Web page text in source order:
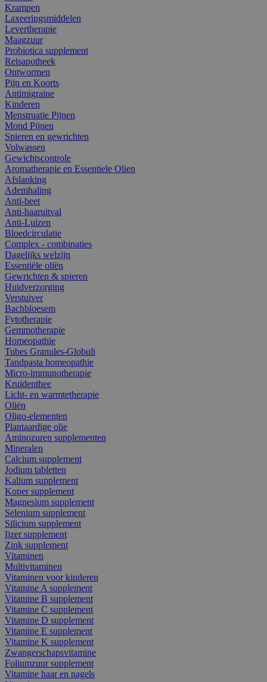
Krampen
Laxeeringsmiddelen
Levertherapie
Maagzuur
Probiotica supplement
Reisapotheek
Ontwormen
Pijn en Koorts
Antimigraine
Kinderen
Menstruatie Pijnen
Mond Pijnen
Spieren en gewrichten
Volwassen
Gewichtscontrole
Aromatherapie en Essentiele Olien
Afslanking
Ademhaling
Anti-beet
Anti-haaruitval
Anti-Luizen
Bloedcirculatie
Complex - combinaties
Dagelijks welzijn
Essentiële oliën
Gewrichten & spieren
Huidverzorging
Verstuiver
Bachbloesem
Fytotherapie
Gemmotherapie
Homeopathie
Tubes Granules-Globuli
Tandpasta homeopathie
Micro-immunotherapie
Kruidenthee
Licht- en warmtetherapie
Oliën
Oligo-elementen
Plantaardige olie
Aminozuren supplementen
Mineralen
Calcium supplement
Jodium tabletten
Kalium supplement
Koper supplement
Magnesium supplement
Selenium supplement
Silicium supplement
Ijzer supplement
Zink supplement
Vitaminen
Multivitaminen
Vitaminen voor kinderen
Vitamine A supplement
Vitamine B supplement
Vitamine C supplement
Vitamine D supplement
Vitamine E supplement
Vitamine K supplement
Zwangerschapsvitamine
Foliumzuur supplement
Vitamine haar en nagels